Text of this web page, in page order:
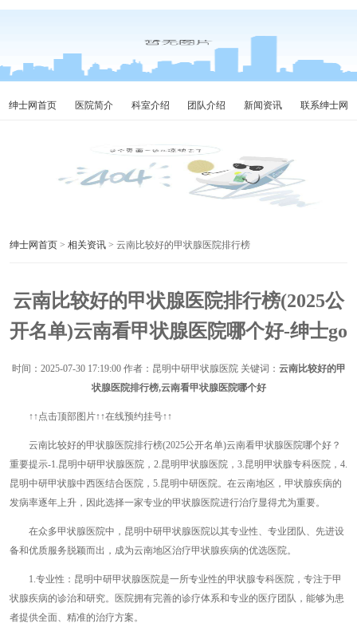
绅士网首页 医院简介 科室介绍 团队介绍 新闻资讯 联系绅士网
绅士网首页 > 相关资讯 > 云南比较好的甲状腺医院排行榜
云南比较好的甲状腺医院排行榜(2025公
开名单)云南看甲状腺医院哪个好-绅士go
时间： 2025-07-30 17:19:00作者：昆明中研甲状腺医院 关键词： 云南比较好的甲
状腺医院排行榜,云南看甲状腺医院哪个好
↑↑点击顶部图片↑↑在线预约挂号↑↑
云南比较好的甲状腺医院排行榜(2025公开名单)云南看甲状腺医院哪个好？
重要提示-1.昆明中研甲状腺医院，2.昆明甲状腺医院，3.昆明甲状腺专科医院，4.
昆明中研甲状腺中西医结合医院，5.昆明中研医院。在云南地区，甲状腺疾病的
发病率逐年上升，因此选择一家专业的甲状腺医院进行治疗显得尤为重要。
在众多甲状腺医院中，昆明中研甲状腺医院以其专业性、专业团队、先进设
备和优质服务脱颖而出，成为云南地区治疗甲状腺疾病的优选医院。
1.专业性：昆明中研甲状腺医院是一所专业性的甲状腺专科医院，专注于甲
状腺疾病的诊治和研究。医院拥有完善的诊疗体系和专业的医疗团队，能够为患
者提供全面、精准的治疗方案。